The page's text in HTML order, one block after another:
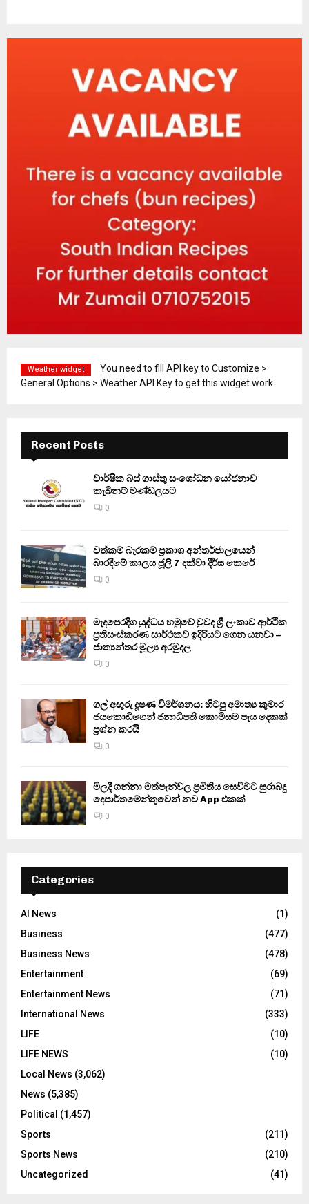
Weather widget
You need to fill API key to Customize >
General Options > Weather API Key to get this widget work.
Recent Posts
වාර්ෂික බස් ගාස්තු සංශෝධන යෝජනාව
කැබිනට් මණ්ඩලයට
0
වත්කම් බැරකම් ප්‍රකාශ අන්තර්ජාලයෙන්
බාරදීමේ කාලය ජූලි 7 දක්වා දීර්ඝ කෙරේ
0
මැදපෙරදිග යුද්ධය හමුවේ වුවද ශ්‍රී ලංකාව ආර්ථික
ප්‍රතිසංස්කරණ සාර්ථකව ඉදිරියට ගෙන යනවා –
ජාත්‍යන්තර මූල්‍ය අරමුදල
0
ගල් අඟුරු දූෂණ විමර්ශනය: හිටපු අමාත්‍ය කුමාර
ජයකොඩිගෙන් ජනාධිපති කොමිසම පැය දෙකක්
ප්‍රශ්න කරයි
0
මිලදී ගන්නා මත්පැන්වල ප්‍රමිතිය සෙවීමට සුරාබදු
දෙපාර්තමේන්තුවෙන් නව App එකක්
0
Categories
AI News
(1)
Business
(477)
Business News
(478)
Entertainment
(69)
Entertainment News
(71)
International News
(333)
LIFE
(10)
LIFE NEWS
(10)
Local News (3,062)
News (5,385)
Political (1,457)
Sports
(211)
Sports News
(210)
Uncategorized
(41)